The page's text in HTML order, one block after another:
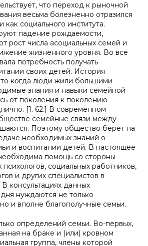
что переход к рыночной
весьма болезненно отразился
как социального института.
падение рождаемости,
рост числа асоциальных семей и
жизненного уровня. Во все
потребность получать
своих детей. История
когда люди жили большими
знания и навыки семейной
от поколения к поколению
[1. 62.] В современном
семейные связи между
Поэтому общество берет на
необходимых знаний о
и воспитании детей. В настоящее
помощь со стороны
социальных работников,
и других специалистов в
консультациях данных
нуждаются не только
и вполне благополучные семьи.
определений семьи. Во-первых,
на браке и (или) кровном
группа, члены которой